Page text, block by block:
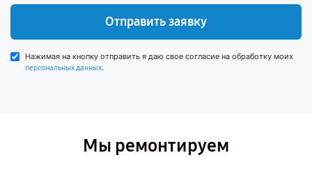
Отправить заявку
Нажимая на кнопку отправить я даю свое согласие на обработку моих
персональных данных.
Мы ремонтируем